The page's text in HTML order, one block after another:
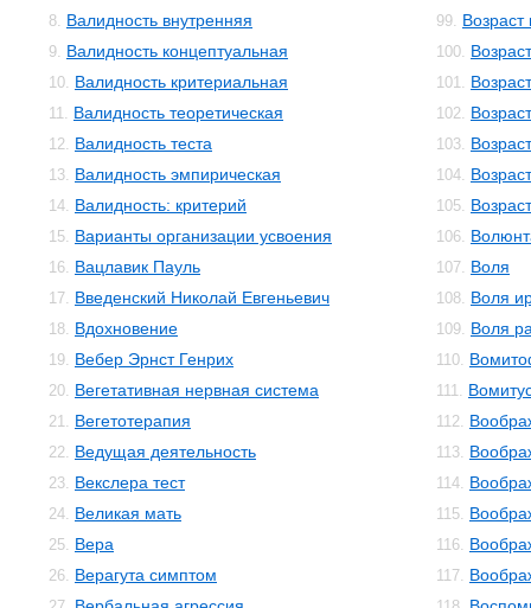
8. Валидность внутренняя
9. Валидность концептуальная
10. Валидность критериальная
11. Валидность теоретическая
12. Валидность теста
13. Валидность эмпирическая
14. Валидность: критерий
15. Варианты организации усвоения
16. Вацлавик Пауль
17. Введенский Николай Евгеньевич
18. Вдохновение
19. Вебер Эрнст Генрих
20. Вегетативная нервная система
21. Вегетотерапия
22. Ведущая деятельность
23. Векслера тест
24. Великая мать
25. Вера
26. Верагута симптом
99.
100.
101.
102.
103.
104.
105.
106.
107. Воля
108. Воля
109. Воля
110.
111.
112.
113.
114.
115.
116.
117.